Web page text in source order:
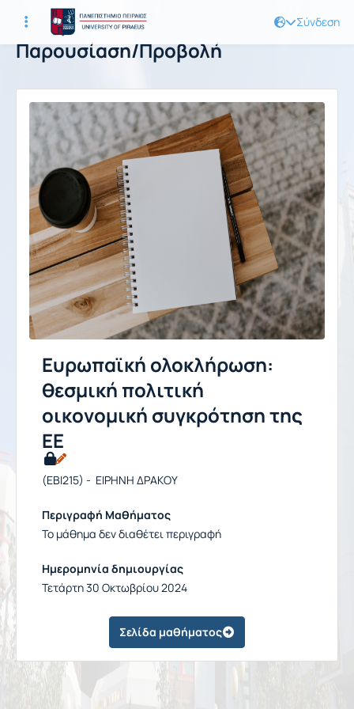
Σύνδεση
Παρουσίαση/Προβολή
Ευρωπαϊκή ολοκλήρωση:
θεσμική πολιτική
οικονομική συγκρότηση της
ΕΕ
(EBI215) - ΕΙΡΗΝΗ ΔΡΑΚΟΥ
Περιγραφή Μαθήματος
Το μάθημα δεν διαθέτει περιγραφή
Ημερομηνία δημιουργίας
Τετάρτη 30 Οκτωβρίου 2024
Σελίδα μαθήματος